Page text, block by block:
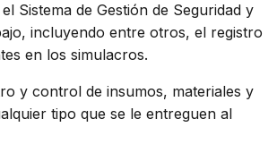
Sistema de Gestión de Seguridad y
incluyendo entre otros, el registro
en los simulacros.
y control de insumos, materiales y
tipo que se le entreguen al